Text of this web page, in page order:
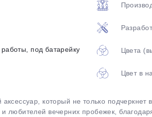
под батарейку
Цвета
Цвет в
который не только
вечерних пробежек,
Остались вопросы?
8 800 302-02-51
plait.ru